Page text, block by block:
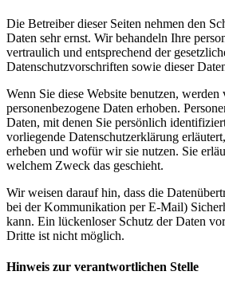
Die Betreiber dieser Seiten nehmen den
Daten sehr ernst. Wir behandeln Ihre
vertraulich und entsprechend der
Datenschutzvorschriften sowie dieser
Wenn Sie diese Website benutzen, werden
personenbezogene Daten erhoben.
Daten, mit denen Sie persönlich
vorliegende Datenschutzerklärung
erheben und wofür wir sie nutzen. Sie
welchem Zweck das geschieht.
Wir weisen darauf hin, dass die
bei der Kommunikation per E-Mail)
kann. Ein lückenloser Schutz der Daten
Dritte ist nicht möglich.
Hinweis zur verantwortlichen Stelle